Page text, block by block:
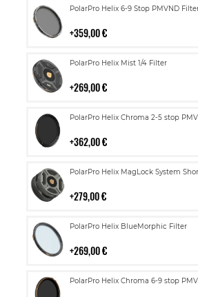
PolarPro Helix 6-9 Stop PMVND
359,00 €
Lisää
PolarPro Helix Mist 1/4 Filter
269,00 €
Lisää
PolarPro Helix Chroma 2-5 stop
362,00 €
Lisää
PolarPro Helix MagLock System
279,00 €
Lisää
PolarPro Helix BlueMorphic Filter
269,00 €
Lisää
PolarPro Helix Chroma 6-9 stop
Lisää